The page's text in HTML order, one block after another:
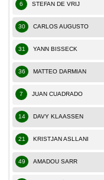
6 STEFAN DE VRIJ
30 CARLOS AUGUSTO
31 YANN BISSECK
36 MATTEO DARMIAN
7 JUAN CUADRADO
14 DAVY KLAASSEN
21 KRISTJAN ASLLANI
49 AMADOU SARR